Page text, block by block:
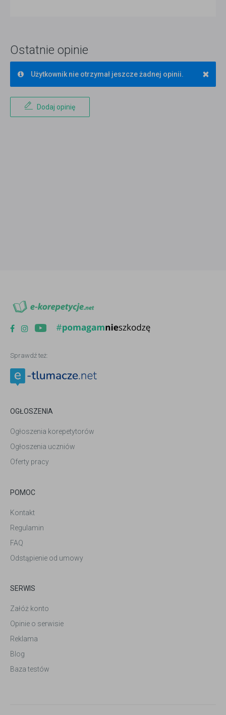
Ostatnie opinie
×
Użytkownik nie otrzymał jeszcze żadnej opinii.
Dodaj opinię
Sprawdź też:
OGŁOSZENIA
Ogłoszenia korepetytorów
Ogłoszenia uczniów
Oferty pracy
POMOC
Kontakt
Regulamin
FAQ
Odstąpienie od umowy
SERWIS
Załóż konto
Opinie o serwisie
Reklama
Blog
Baza testów